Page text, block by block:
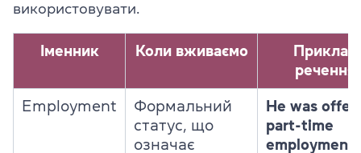
використовувати.
Іменник Коли вживаємо
Приклад
речення
Employment
Формальний
статус, що
означає
He was
part-time
employment